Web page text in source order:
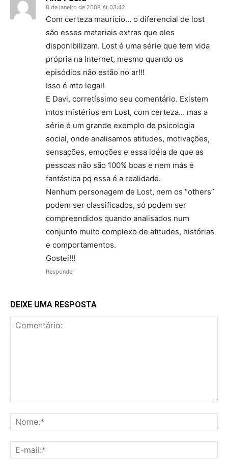
8 de janeiro de 2008 At 03:42
Com certeza maurício… o diferencial de lost
são esses materiais extras que eles
disponibilizam. Lost é uma série que tem vida
própria na Internet, mesmo quando os
episódios não estão no ar!!!
Isso é mto legal!
E Davi, corretíssimo seu comentário. Existem
mtos mistérios em Lost, com certeza… mas a
série é um grande exemplo de psicologia
social, onde analisamos atitudes, motivações,
sensações, emoções e essa idéia de que as
pessoas não são 100% boas e nem más é
fantástica pq essa é a realidade.
Nenhum personagem de Lost, nem os “others”
podem ser classificados, só podem ser
compreendidos quando analisados num
conjunto muito complexo de atitudes, histórias
e comportamentos.
Gostei!!!
Responder
DEIXE UMA RESPOSTA